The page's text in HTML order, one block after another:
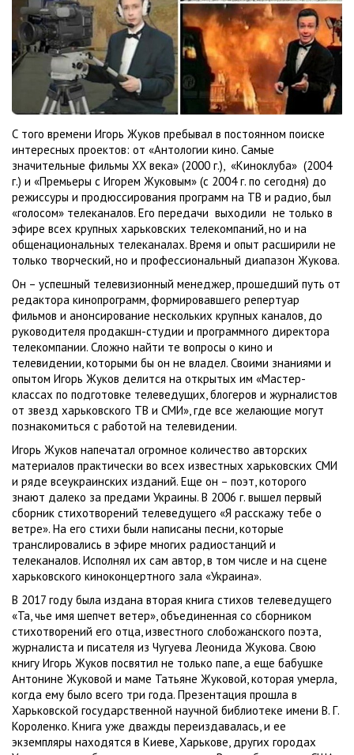
С того времени Игорь Жуков пребывал в постоянном поиске
интересных проектов: от «Антологии кино. Самые
значительные фильмы ХХ века» (2000 г.), «Киноклуба» (2004
г.) и «Премьеры с Игорем Жуковым» (с 2004 г. по сегодня) до
режиссуры и продюссирования программ на ТВ и радио, был
«голосом» телеканалов. Его передачи выходили не только в
эфире всех крупных харьковских телекомпаний, но и на
общенациональных телеканалах. Время и опыт расширили не
только творческий, но и профессиональный диапазон Жукова.
Он – успешный телевизионный менеджер, прошедший путь от
редактора кинопрограмм, формировавшего репертуар
фильмов и анонсирование нескольких крупных каналов, до
руководителя продакшн-студии и программного директора
телекомпании. Сложно найти те вопросы о кино и
телевидении, которыми бы он не владел. Своими знаниями и
опытом Игорь Жуков делится на открытых им «Мастер-
классах по подготовке телеведущих, блогеров и журналистов
от звезд харьковского ТВ и СМИ», где все желающие могут
познакомиться с работой на телевидении.
Игорь Жуков напечатал огромное количество авторских
материалов практически во всех известных харьковских СМИ
и ряде всеукраинских изданий. Еще он – поэт, которого
знают далеко за предами Украины. В 2006 г. вышел первый
сборник стихотворений телеведущего «Я расскажу тебе о
ветре». На его стихи были написаны песни, которые
транслировались в эфире многих радиостанций и
телеканалов. Исполнял их сам автор, в том числе и на сцене
харьковского киноконцертного зала «Украина».
В 2017 году была издана вторая книга стихов телеведущего
«Та, чье имя шепчет ветер», объединенная со сборником
стихотворений его отца, известного слобожанского поэта,
журналиста и писателя из Чугуева Леонида Жукова. Свою
книгу Игорь Жуков посвятил не только папе, а еще бабушке
Антонине Жуковой и маме Татьяне Жуковой, которая умерла,
когда ему было всего три года. Презентация прошла в
Харьковской государственной научной библиотеке имени В. Г.
Короленко. Книга уже дважды переиздавалась, и ее
экземпляры находятся в Киеве, Харькове, других городах